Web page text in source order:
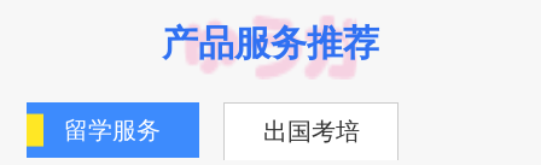
产品服务推荐
留学服务 出国考培